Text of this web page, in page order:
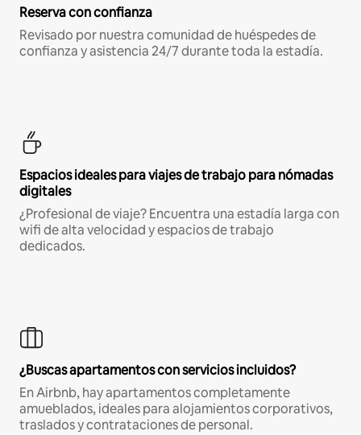
Reserva con confianza
Revisado por nuestra comunidad de huéspedes de
confianza y asistencia 24/7 durante toda la estadía.
Espacios ideales para viajes de trabajo para nómadas
digitales
¿Profesional de viaje? Encuentra una estadía larga con
wifi de alta velocidad y espacios de trabajo
dedicados.
¿Buscas apartamentos con servicios incluidos?
En Airbnb, hay apartamentos completamente
amueblados, ideales para alojamientos corporativos,
traslados y contrataciones de personal.